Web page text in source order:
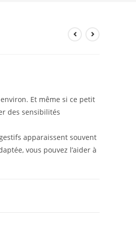
Et même si ce petit
des sensibilités
apparaissent souvent
vous pouvez l’aider à